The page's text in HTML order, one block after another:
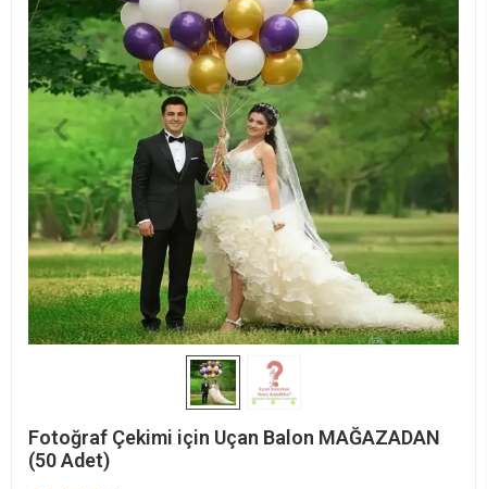
Fotoğraf Çekimi için Uçan Balon MAĞAZADAN
(50 Adet)